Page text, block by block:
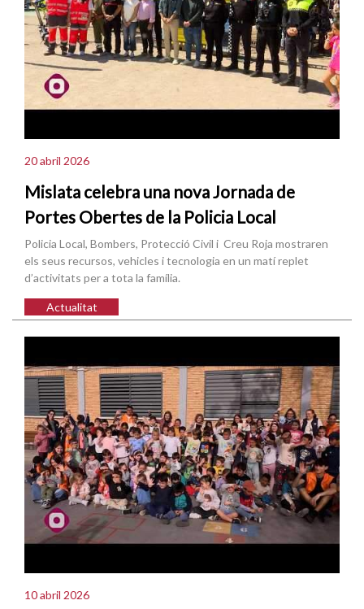
20 abril 2026
Mislata celebra una nova Jornada de
Portes Obertes de la Policia Local
Policia Local, Bombers, Protecció Civil i Creu Roja mostraren
els seus recursos, vehicles i tecnologia en un matí replet
d’activitats per a tota la família.
Actualitat
10 abril 2026